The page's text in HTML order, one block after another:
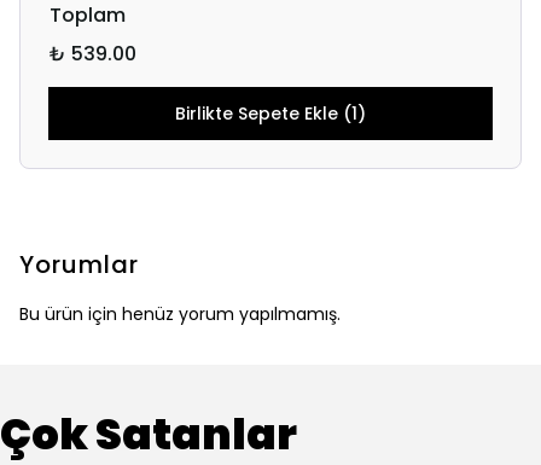
Toplam
₺ 539.00
Birlikte Sepete Ekle (1)
Yorumlar
Bu ürün için henüz yorum yapılmamış.
Çok Satanlar